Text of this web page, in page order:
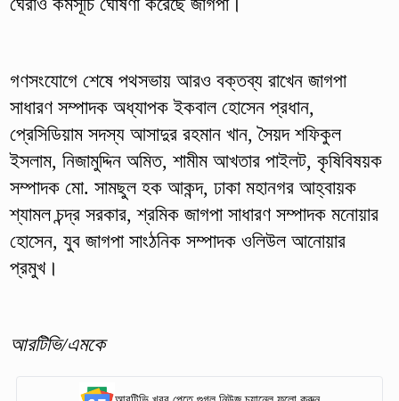
গণসংযোগে শেষে পথসভায় আরও বক্তব্য রাখেন জাগপা
সাধারণ সম্পাদক অধ্যাপক ইকবাল হোসেন প্রধান,
প্রেসিডিয়াম সদস্য আসাদুর রহমান খান, সৈয়দ শফিকুল
ইসলাম, নিজামুদ্দিন অমিত, শামীম আখতার পাইলট, কৃষিবিষয়ক
সম্পাদক মো. সামছুল হক আকন্দ, ঢাকা মহানগর আহ্বায়ক
শ্যামল চন্দ্র সরকার, শ্রমিক জাগপা সাধারণ সম্পাদক মনোয়ার
হোসেন, যুব জাগপা সাংঠনিক সম্পাদক ওলিউল আনোয়ার
প্রমুখ।
আরটিভি/এমকে